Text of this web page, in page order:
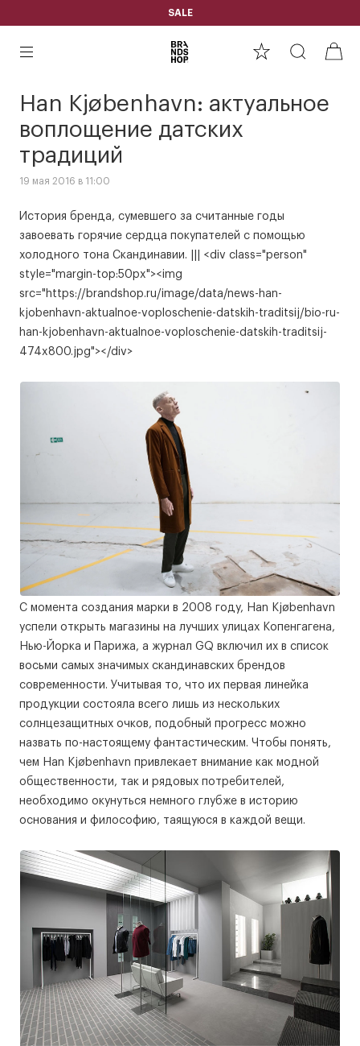
SALE
Han Kjøbenhavn: актуальное
воплощение датских
традиций
19 мая 2016 в 11:00
История бренда, сумевшего за считанные годы
завоевать горячие сердца покупателей с помощью
холодного тона Скандинавии. ||| <div class="person"
style="margin-top:50px"><img
src="https://brandshop.ru/image/data/news-han-
kjobenhavn-aktualnoe-voploschenie-datskih-traditsij/bio-ru-
han-kjobenhavn-aktualnoe-voploschenie-datskih-traditsij-
474x800.jpg"></div>
С момента создания марки в 2008 году, Han Kjøbenhavn
успели открыть магазины на лучших улицах Копенгагена,
Нью-Йорка и Парижа, а журнал GQ включил их в список
восьми самых значимых скандинавских брендов
современности. Учитывая то, что их первая линейка
продукции состояла всего лишь из нескольких
солнцезащитных очков, подобный прогресс можно
назвать по-настоящему фантастическим. Чтобы понять,
чем Han Kjøbenhavn привлекает внимание как модной
общественности, так и рядовых потребителей,
необходимо окунуться немного глубже в историю
основания и философию, таящуюся в каждой вещи.